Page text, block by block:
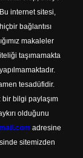
internet sitesi,
bağlantısı
makaleler
taşımamakta
tesadüfidir.
bilgi paylaşım
olduğunu
adresine
sitemizden